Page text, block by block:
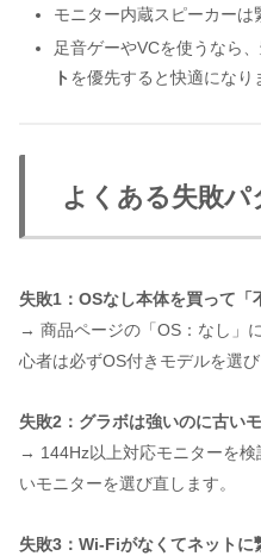
モニター内蔵スピーカーは
足音ゲーやVCを使うなら、
ト を優先すると快適になり
よくある失敗パ
失敗1：OSなし本体を買って「
→ 商品ページの「OS：なし」
心者は必ずOS付きモデルを選び
失敗2：グラボは強いのに古い
→ 144Hz以上対応モニターを
いモニターを選び直します。
失敗3：Wi-Fiがなくてネットに